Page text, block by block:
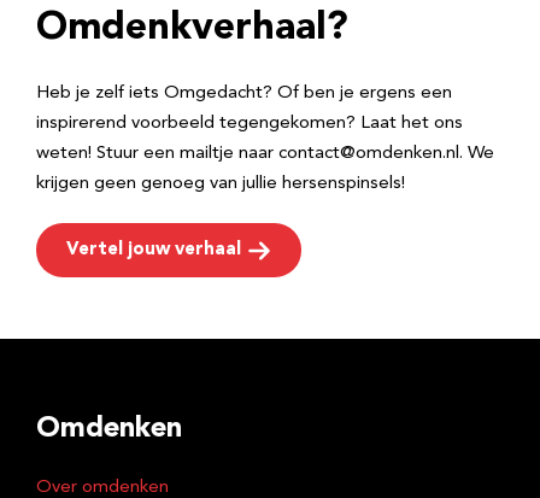
e
Omdenkverhaal?
Heb je zelf iets Omgedacht? Of ben je ergens een
inspirerend voorbeeld tegengekomen? Laat het ons
weten! Stuur een mailtje naar contact@omdenken.nl. We
krijgen geen genoeg van jullie hersenspinsels!
Vertel jouw verhaal
Omdenken
Over omdenken